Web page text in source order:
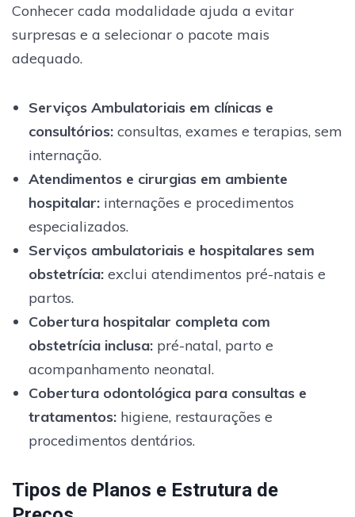
Conhecer cada modalidade ajuda a evitar
surpresas e a selecionar o pacote mais
adequado.
Serviços Ambulatoriais em clínicas e
consultórios:consultas, exames e terapias, sem
internação.
Atendimentos e cirurgias em ambiente
hospitalar:internações e procedimentos
especializados.
Serviços ambulatoriais e hospitalares sem
obstetrícia:exclui atendimentos pré-natais e
partos.
Cobertura hospitalar completa com
obstetrícia inclusa:pré-natal, parto e
acompanhamento neonatal.
Cobertura odontológica para consultas e
tratamentos:higiene, restaurações e
procedimentos dentários.
Tipos de Planos e Estrutura de